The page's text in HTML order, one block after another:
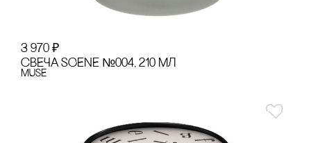
3 970 ₽
сВЕЧА SCENE №004, 210 МЛ
MUSE